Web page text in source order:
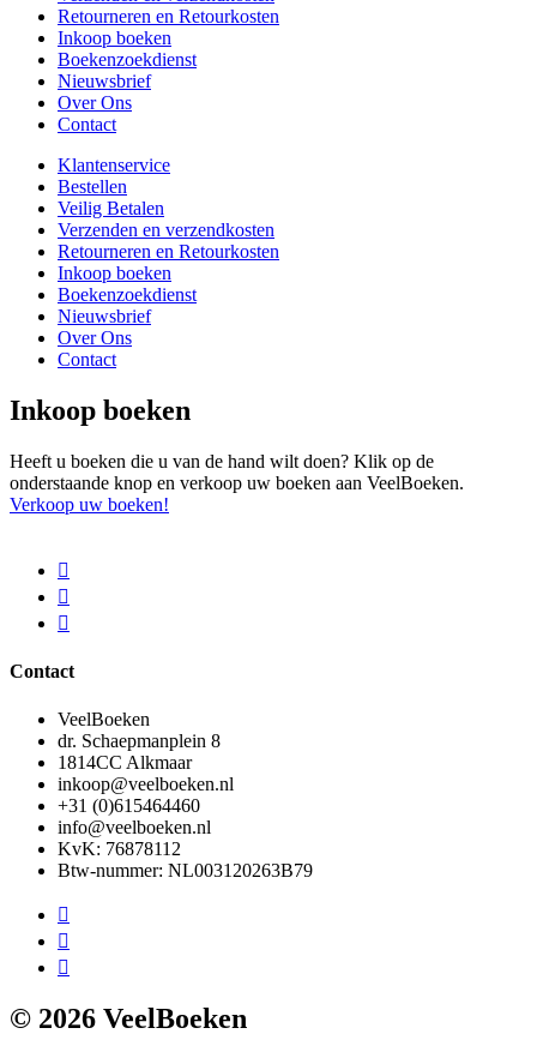
Retourneren en Retourkosten
Inkoop boeken
Boekenzoekdienst
Nieuwsbrief
Over Ons
Contact
Klantenservice
Bestellen
Veilig Betalen
Verzenden en verzendkosten
Retourneren en Retourkosten
Inkoop boeken
Boekenzoekdienst
Nieuwsbrief
Over Ons
Contact
Inkoop boeken
Heeft u boeken die u van de hand wilt doen? Klik op de
onderstaande knop en verkoop uw boeken aan VeelBoeken.
Verkoop uw boeken!
Contact
VeelBoeken
dr. Schaepmanplein 8
1814CC Alkmaar
inkoop@veelboeken.nl
+31 (0)615464460
info@veelboeken.nl
KvK: 76878112
Btw-nummer: NL003120263B79
© 2026 VeelBoeken